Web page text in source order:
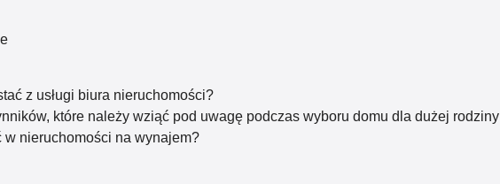
z usługi biura nieruchomości?
które należy wziąć pod uwagę podczas wyboru domu dla dużej rodziny
nieruchomości na wynajem?